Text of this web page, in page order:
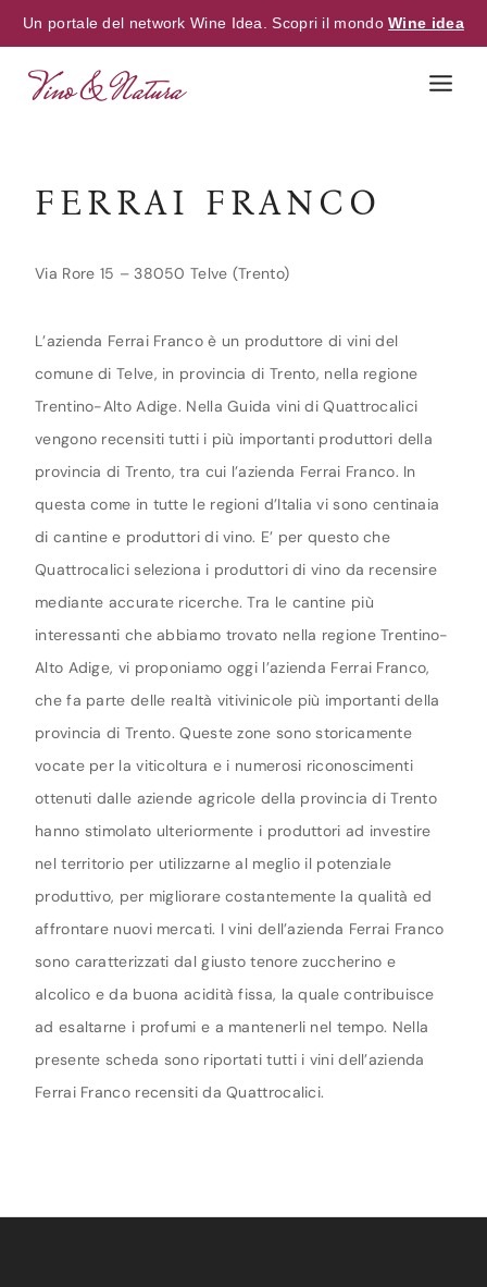
Un portale del network Wine Idea. Scopri il mondoWine idea
FERRAI FRANCO
Via Rore 15 – 38050 Telve (Trento)
L’azienda Ferrai Franco è un produttore di vini del
comune di Telve, in provincia di Trento, nella regione
Trentino-Alto Adige. Nella Guida vini di Quattrocalici
vengono recensiti tutti i più importanti produttori della
provincia di Trento, tra cui l’azienda Ferrai Franco. In
questa come in tutte le regioni d’Italia vi sono centinaia
di cantine e produttori di vino. E’ per questo che
Quattrocalici seleziona i produttori di vino da recensire
mediante accurate ricerche. Tra le cantine più
interessanti che abbiamo trovato nella regione Trentino-
Alto Adige, vi proponiamo oggi l’azienda Ferrai Franco,
che fa parte delle realtà vitivinicole più importanti della
provincia di Trento. Queste zone sono storicamente
vocate per la viticoltura e i numerosi riconoscimenti
ottenuti dalle aziende agricole della provincia di Trento
hanno stimolato ulteriormente i produttori ad investire
nel territorio per utilizzarne al meglio il potenziale
produttivo, per migliorare costantemente la qualità ed
affrontare nuovi mercati. I vini dell’azienda Ferrai Franco
sono caratterizzati dal giusto tenore zuccherino e
alcolico e da buona acidità fissa, la quale contribuisce
ad esaltarne i profumi e a mantenerli nel tempo. Nella
presente scheda sono riportati tutti i vini dell’azienda
Ferrai Franco recensiti da Quattrocalici.